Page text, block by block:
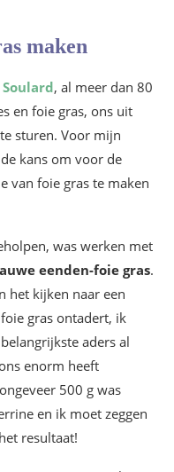
maken
, al meer dan 80
en foie gras, ons uit
sturen. Voor mijn
kans om voor de
van foie gras te maken
was werken met
eenden-foie gras.
het kijken naar een
gras ontadert, ik
aders al
enorm heeft
500 g was
en ik moet zeggen
resultaat!